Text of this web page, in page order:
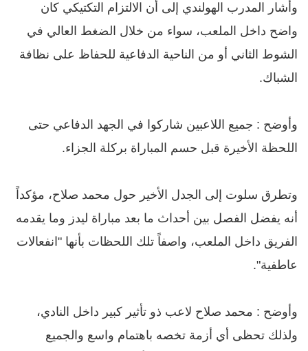
وأشار المدرب الهولندي إلى أن الالتزام التكتيكي كان
واضح داخل الملعب، سواء من خلال الضغط العالي في
الشوط الثاني أو من الناحية الدفاعية للحفاظ على نظافة
الشباك.
وأوضح : جميع اللاعبين شاركوا في الجهد الدفاعي حتى
اللحظة الأخيرة قبل حسم المباراة بركلة الجزاء.
وتطرق سلوت إلى الجدل الأخير حول محمد صلاح، مؤكداً
أنه يفضل الفصل بين أحداث ما بعد مباراة ليدز وما يقدمه
الفريق داخل الملعب، واصفاً تلك اللحظات بأنها "انفعالات
عاطفية".
وأوضح : محمد صلاح لاعب ذو تأثير كبير داخل النادي،
ولذلك تحظى أي أزمة تخصه باهتمام واسع والجميع